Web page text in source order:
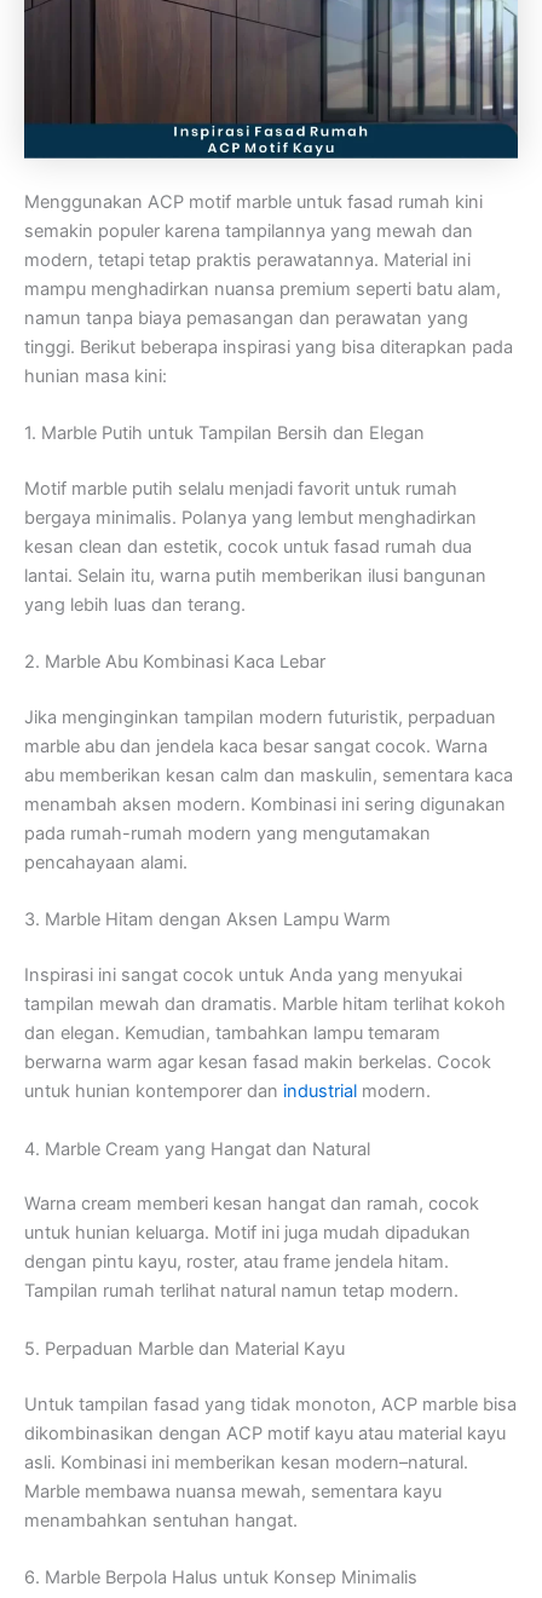
Menggunakan ACP motif marble untuk fasad rumah kini
semakin populer karena tampilannya yang mewah dan
modern, tetapi tetap praktis perawatannya. Material ini
mampu menghadirkan nuansa premium seperti batu alam,
namun tanpa biaya pemasangan dan perawatan yang
tinggi. Berikut beberapa inspirasi yang bisa diterapkan pada
hunian masa kini:
1. Marble Putih untuk Tampilan Bersih dan Elegan
Motif marble putih selalu menjadi favorit untuk rumah
bergaya minimalis. Polanya yang lembut menghadirkan
kesan clean dan estetik, cocok untuk fasad rumah dua
lantai. Selain itu, warna putih memberikan ilusi bangunan
yang lebih luas dan terang.
2. Marble Abu Kombinasi Kaca Lebar
Jika menginginkan tampilan modern futuristik, perpaduan
marble abu dan jendela kaca besar sangat cocok. Warna
abu memberikan kesan calm dan maskulin, sementara kaca
menambah aksen modern. Kombinasi ini sering digunakan
pada rumah-rumah modern yang mengutamakan
pencahayaan alami.
3. Marble Hitam dengan Aksen Lampu Warm
Inspirasi ini sangat cocok untuk Anda yang menyukai
tampilan mewah dan dramatis. Marble hitam terlihat kokoh
dan elegan. Kemudian, tambahkan lampu temaram
berwarna warm agar kesan fasad makin berkelas. Cocok
untuk hunian kontemporer dan industrial modern.
4. Marble Cream yang Hangat dan Natural
Warna cream memberi kesan hangat dan ramah, cocok
untuk hunian keluarga. Motif ini juga mudah dipadukan
dengan pintu kayu, roster, atau frame jendela hitam.
Tampilan rumah terlihat natural namun tetap modern.
5. Perpaduan Marble dan Material Kayu
Untuk tampilan fasad yang tidak monoton, ACP marble bisa
dikombinasikan dengan ACP motif kayu atau material kayu
asli. Kombinasi ini memberikan kesan modern–natural.
Marble membawa nuansa mewah, sementara kayu
menambahkan sentuhan hangat.
6. Marble Berpola Halus untuk Konsep Minimalis